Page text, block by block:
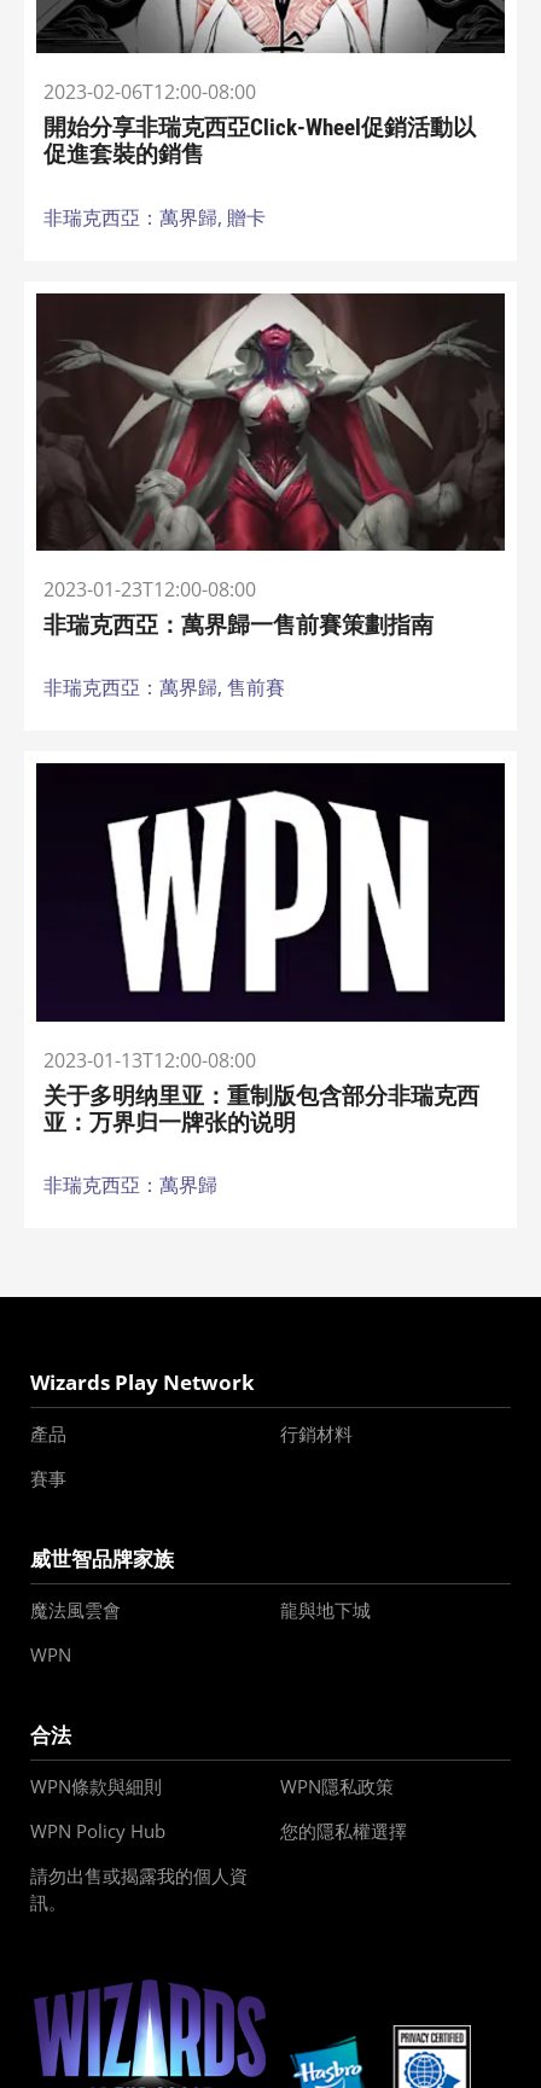
2023-02-06T12:00-08:00
開始分享非瑞克西亞Click-Wheel促銷活動以
促進套裝的銷售
非瑞克西亞：萬界歸, 贈卡
2023-01-23T12:00-08:00
非瑞克西亞：萬界歸一售前賽策劃指南
非瑞克西亞：萬界歸, 售前賽
2023-01-13T12:00-08:00
关于多明纳里亚：重制版包含部分非瑞克西
亚：万界归一牌张的说明
非瑞克西亞：萬界歸
Wizards Play Network
產品
行銷材料
賽事
威世智品牌家族
魔法風雲會
龍與地下城
WPN
合法
WPN條款與細則
WPN隱私政策
WPN Policy Hub
您的隱私權選擇
請勿出售或揭露我的個人資
訊。